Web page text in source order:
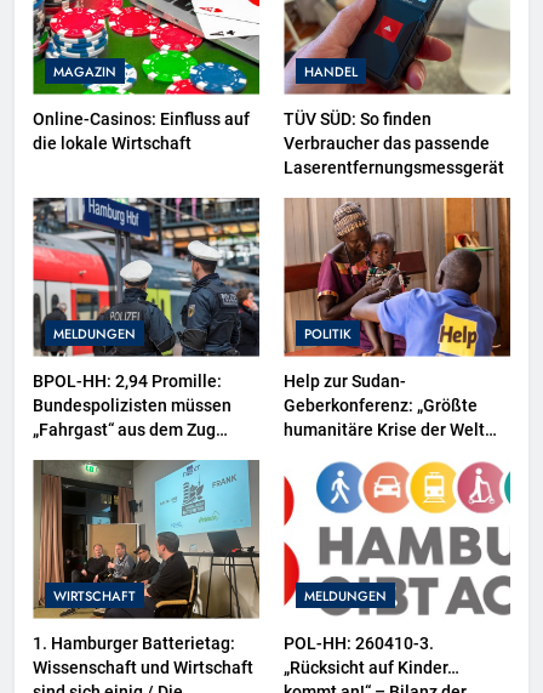
MAGAZIN
Online-Casinos: Einfluss auf
die lokale Wirtschaft
HANDEL
TÜV SÜD: So finden
Verbraucher das passende
Laserentfernungsmessgerät
MELDUNGEN
BPOL-HH: 2,94 Promille:
Bundespolizisten müssen
„Fahrgast“ aus dem Zug
POLITIK
Help zur Sudan-
Geberkonferenz: „Größte
humanitäre Krise der Welt
WIRTSCHAFT
1. Hamburger Batterietag:
Wissenschaft und Wirtschaft
MELDUNGEN
POL-HH: 260410-3.
„Rücksicht auf Kinder…